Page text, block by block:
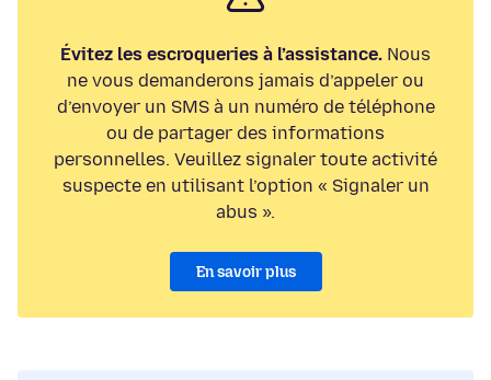
Évitez les escroqueries à l’assistance. Nous
ne vous demanderons jamais d’appeler ou
d’envoyer un SMS à un numéro de téléphone
ou de partager des informations
personnelles. Veuillez signaler toute activité
suspecte en utilisant l’option « Signaler un
abus ».
En savoir plus